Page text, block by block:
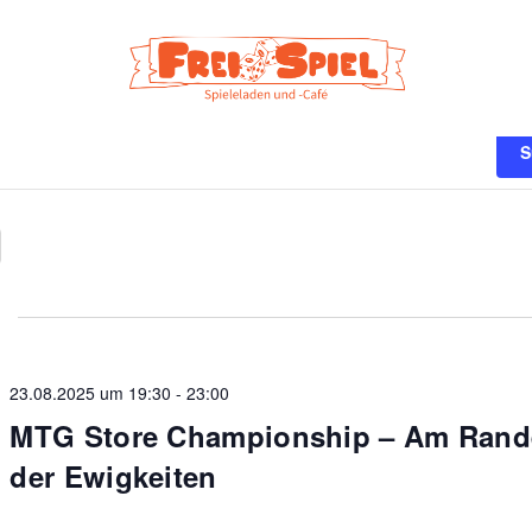
23.08.2025 um 19:30 -23:00
MTG Store Championship – Am
der Ewigkeiten